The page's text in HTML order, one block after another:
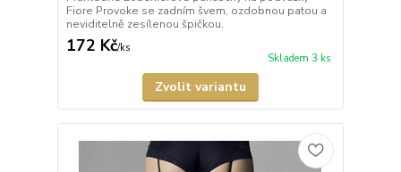
Fiore Provoke se zadním švem, ozdobnou patou a
neviditelně zesílenou špičkou.
172 Kč/ks
Skladem 3 ks
Zvolit variantu